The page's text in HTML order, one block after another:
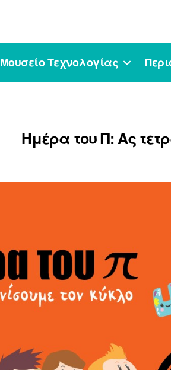
Μουσείο Τεχνολογίας
Ημέρα του Π: Ας